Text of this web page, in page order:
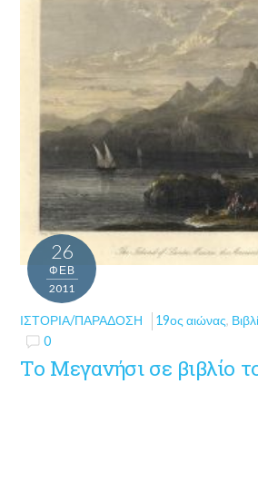
26
ΦΕΒ
2011
ΙΣΤΟΡΊΑ/ΠΑΡΆΔΟΣΗ 19ος αιώνας,
0
Το Μεγανήσι σε βιβλίο